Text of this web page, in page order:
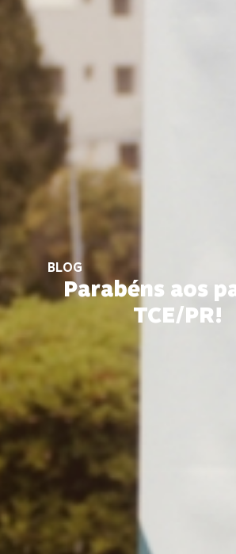
BLOG
Parabéns aos
TCE/PR!